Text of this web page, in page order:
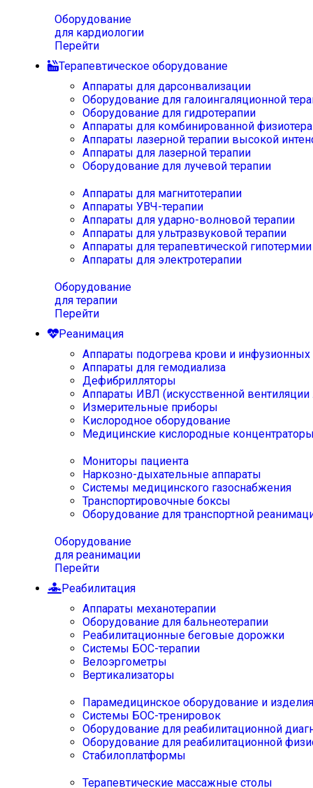
Оборудование
для кардиологии
Перейти
Терапевтическое оборудование
Аппараты для дарсонвализации
Оборудование для галоингаляционной
Оборудование для гидротерапии
Аппараты для комбинированной
Аппараты лазерной терапии высокой
Аппараты для лазерной терапии
Оборудование для лучевой терапии
Аппараты для магнитотерапии
Аппараты УВЧ-терапии
Аппараты для ударно-волновой терапии
Аппараты для ультразвуковой терапии
Аппараты для терапевтической
Аппараты для электротерапии
Оборудование
для терапии
Перейти
Реанимация
Аппараты подогрева крови и инфузионных
Аппараты для гемодиализа
Дефибрилляторы
Аппараты ИВЛ (искусственной вентиляции
Измерительные приборы
Кислородное оборудование
Медицинские кислородные
Мониторы пациента
Наркозно-дыхательные аппараты
Системы медицинского газоснабжения
Транспортировочные боксы
Оборудование для транспортной
Оборудование
для реанимации
Перейти
Реабилитация
Аппараты механотерапии
Оборудование для бальнеотерапии
Реабилитационные беговые дорожки
Системы БОС-терапии
Велоэргометры
Вертикализаторы
Парамедицинское оборудование и изделия
Системы БОС-тренировок
Оборудование для реабилитационной
Оборудование для реабилитационной
Стабилоплатформы
Терапевтические массажные столы